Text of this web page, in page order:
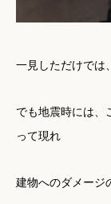
一見しただけでは
でも地震時には、
って現れ
建物へのダメージ